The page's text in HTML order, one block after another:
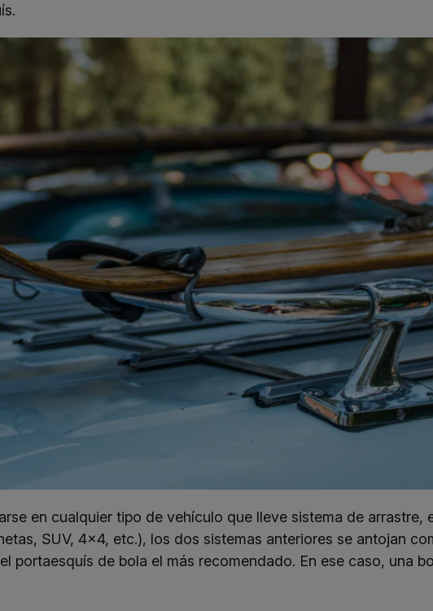
en cualquier tipo de vehículo que lleve sistema de arrastre,
SUV, 4×4, etc.), los dos sistemas anteriores se antojan
portaesquís de bola el más recomendado. En ese caso, una